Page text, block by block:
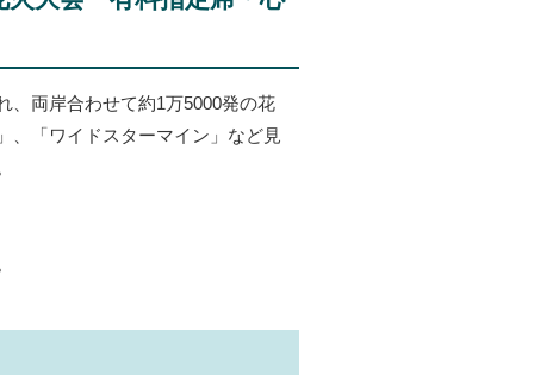
両岸合わせて約1万5000発の花
、「ワイドスターマイン」など見